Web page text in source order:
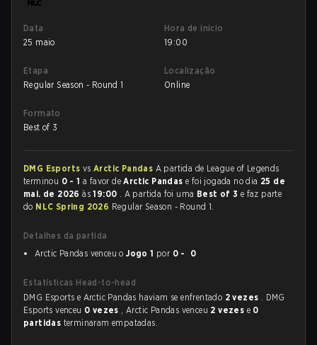
Data
25 maio
Hora de início
19:00
Etapa
Regular Season - Round 1
Localização
Online
Formato
Best of 3
DMG Esports vsArctic Pandas A partida de League of Legends
terminou 0 - 1 a favor deArctic Pandase foi jogada no dia 25 de
mai. de 2026às19:00 . A partida foi uma Best of 3 e faz parte
do NLC Spring 2026 Regular Season - Round 1.
Detalhes da partida
Arctic Pandas venceu oJogo 1 por 0 - 0
Estatísticas Head-to-head
DMG Esports e Arctic Pandas haviam se enfrentado 2 vezes . DMG
Esports venceu 0 vezes , Arctic Pandas venceu 2 vezes e 0
partidas terminaram empatadas.